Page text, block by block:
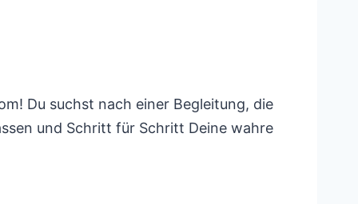
Du suchst nach einer Begleitung, die
und Schritt für Schritt Deine wahre